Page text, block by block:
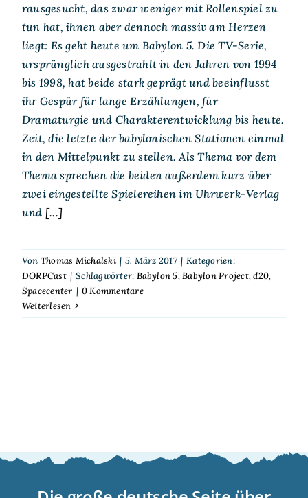
rausgesucht, das zwar weniger mit Rollenspiel zu
tun hat, ihnen aber dennoch massiv am Herzen
liegt: Es geht heute um Babylon 5. Die TV-Serie,
ursprünglich ausgestrahlt in den Jahren von 1994
bis 1998, hat beide stark geprägt und beeinflusst
ihr Gespür für lange Erzählungen, für
Dramaturgie und Charakterentwicklung bis heute.
Zeit, die letzte der babylonischen Stationen einmal
in den Mittelpunkt zu stellen. Als Thema vor dem
Thema sprechen die beiden außerdem kurz über
zwei eingestellte Spielereihen im Uhrwerk-Verlag
und [...]
Von Thomas Michalski | 5. März 2017 | Kategorien:
DORPCast | Schlagwörter: Babylon 5,Babylon Project,d20,
Spacecenter | 0 Kommentare
Weiterlesen